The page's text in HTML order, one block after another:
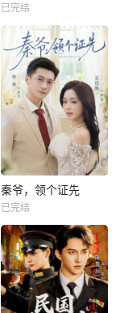
已完结
秦爷，领个证先
已完结